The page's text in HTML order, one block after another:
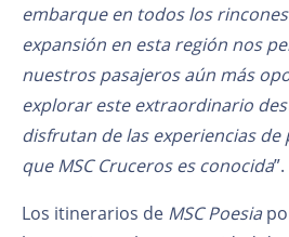
embarque en todos los
expansión en esta región nos
nuestros pasajeros aún más
explorar este extraordinario
disfrutan de las experiencias
que MSC Cruceros es conocida”.
Los itinerarios de MSC Poesia